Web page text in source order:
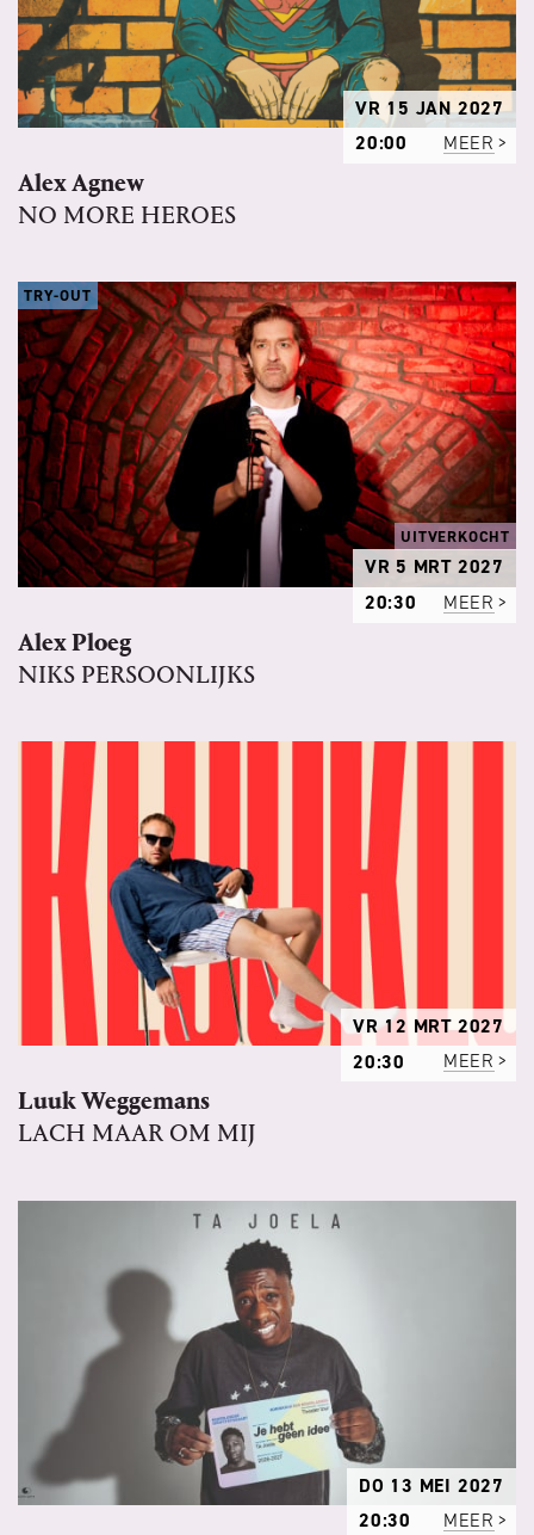
VR 15 JAN 2027
20:00
MEER
Alex Agnew
NO MORE HEROES
TRY-OUT
UITVERKOCHT
VR 5 MRT 2027
20:30
MEER
Alex Ploeg
NIKS PERSOONLIJKS
VR 12 MRT 2027
20:30
MEER
Luuk Weggemans
LACH MAAR OM MIJ
DO 13 MEI 2027
20:30
MEER